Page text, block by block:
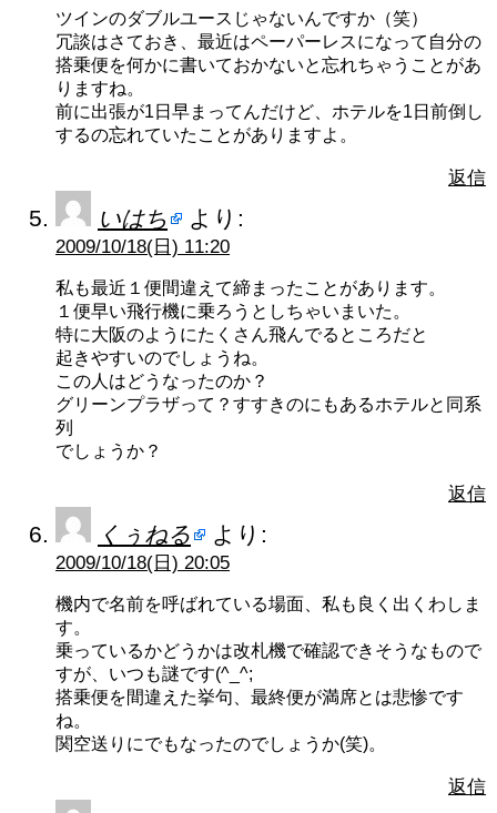
ツインのダブルユースじゃないんですか（笑）
冗談はさておき、最近はペーパーレスになって自分の
搭乗便を何かに書いておかないと忘れちゃうことがあ
りますね。
前に出張が1日早まってんだけど、ホテルを1日前倒し
するの忘れていたことがありますよ。
返信
いはち より:
2009/10/18(日) 11:20
私も最近１便間違えて締まったことがあります。
１便早い飛行機に乗ろうとしちゃいまいた。
特に大阪のようにたくさん飛んでるところだと
起きやすいのでしょうね。
この人はどうなったのか？
グリーンプラザって？すすきのにもあるホテルと同系
列
でしょうか？
返信
くぅねる より:
2009/10/18(日) 20:05
機内で名前を呼ばれている場面、私も良く出くわしま
す。
乗っているかどうかは改札機で確認できそうなもので
すが、いつも謎です(^_^;
搭乗便を間違えた挙句、最終便が満席とは悲惨です
ね。
関空送りにでもなったのでしょうか(笑)。
返信